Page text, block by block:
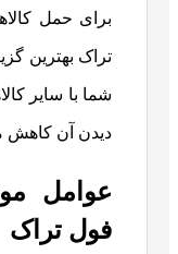
برای حمل
تراک بهترین
شما با سایر
دیدن آن کاهش
عوامل
فول تراک